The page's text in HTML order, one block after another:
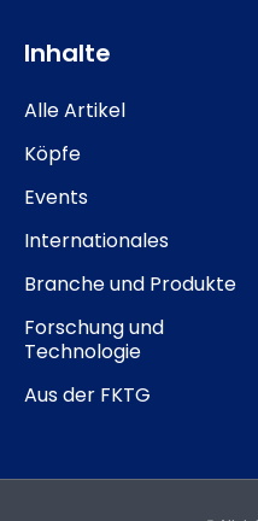
Inhalte
Alle Artikel
Köpfe
Events
Internationales
Branche und Produkte
Forschung und
Technologie
Aus der FKTG